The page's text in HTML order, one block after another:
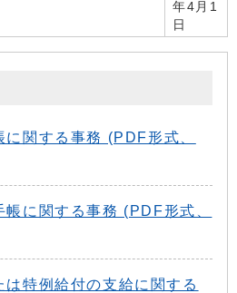
年4月1
日
関する事務 (PDF形式、
に関する事務 (PDF形式、
特例給付の支給に関する